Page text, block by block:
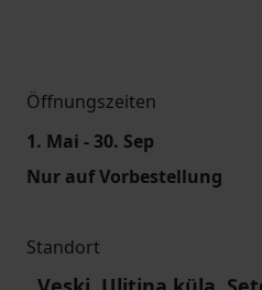
Öffnungszeiten
1. Mai - 30. Sep
Nur auf Vorbestellung
Standort